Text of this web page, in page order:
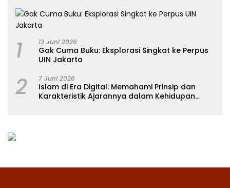
1 13 Juni 2026
Gak Cuma Buku: Eksplorasi Singkat ke Perpus
UIN Jakarta
2 7 Juni 2026
Islam di Era Digital: Memahami Prinsip dan
Karakteristik Ajarannya dalam Kehidupan